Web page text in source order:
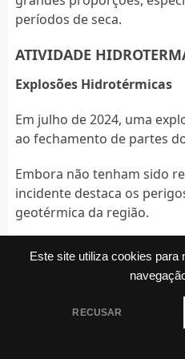
Este site utiliza cookies para
RECUSAR
períodos de seca.
ATIVIDADE
Explosões Hidrotérmicas
Em julho de 2024, uma
ao fechamento de partes
Embora não tenham sido
incidente destaca os
geotérmica da região.
IMPACTO HUMANO
Superlotação e Turismo
O aumento no número de
sobre a infraestrutura e